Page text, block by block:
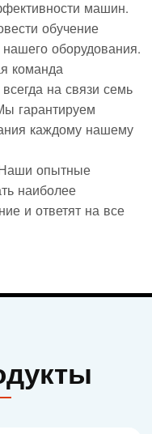
машин.
обучение
оборудования.
команда
на связи семь
гарантируем
каждому нашему
Наши опытные
наиболее
и ответят на все